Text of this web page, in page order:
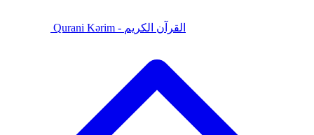
Qurani Kərim - القرآن الكريم